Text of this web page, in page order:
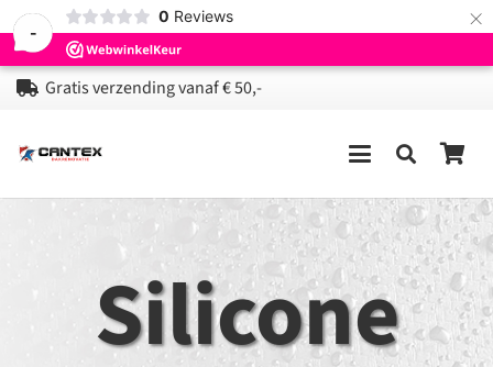
-
0 Reviews ×
Gratis verzending vanaf € 50,-
Silicone